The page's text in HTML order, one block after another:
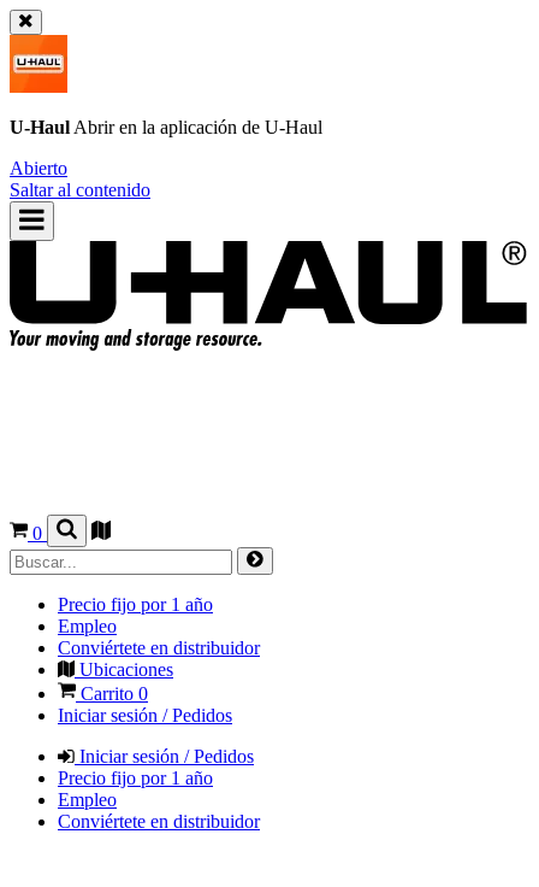
U-Haul Abrir en la aplicación de U-Haul
Abierto
Saltar al contenido
0
Precio fijo por 1 año
Empleo
Conviértete en distribuidor
Ubicaciones
Carrito 0
Iniciar sesión / Pedidos
Iniciar sesión / Pedidos
Precio fijo por 1 año
Empleo
Conviértete en distribuidor